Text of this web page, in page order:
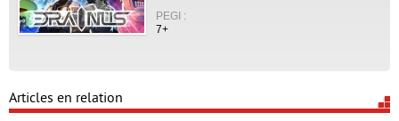
PEGI :
7+
Articles en relation